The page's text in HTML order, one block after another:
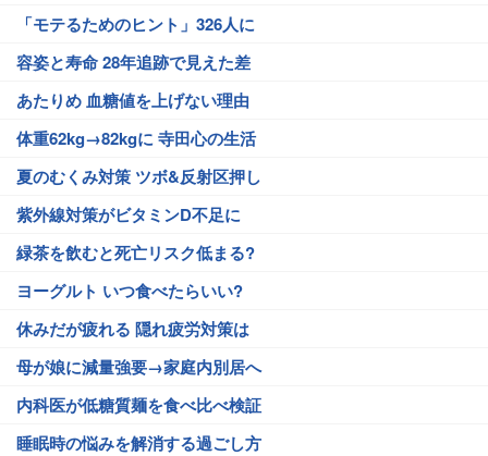
「モテるためのヒント」326人に
容姿と寿命 28年追跡で見えた差
あたりめ 血糖値を上げない理由
体重62kg→82kgに 寺田心の生活
夏のむくみ対策 ツボ&反射区押し
紫外線対策がビタミンD不足に
緑茶を飲むと死亡リスク低まる?
ヨーグルト いつ食べたらいい?
休みだが疲れる 隠れ疲労対策は
母が娘に減量強要→家庭内別居へ
内科医が低糖質麺を食べ比べ検証
睡眠時の悩みを解消する過ごし方